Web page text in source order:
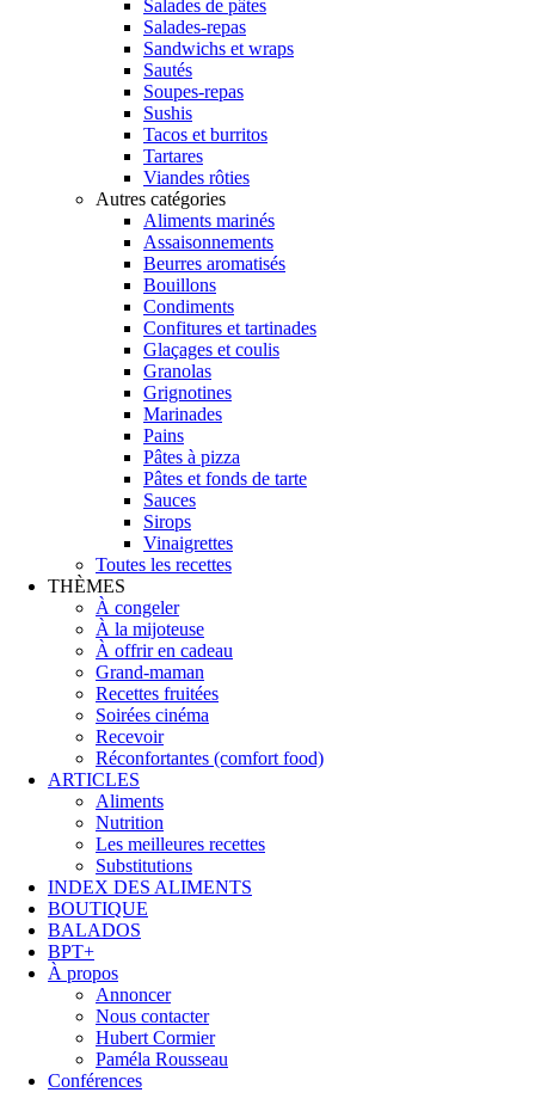
Salades de pâtes
Salades-repas
Sandwichs et wraps
Sautés
Soupes-repas
Sushis
Tacos et burritos
Tartares
Viandes rôties
Autres catégories
Aliments marinés
Assaisonnements
Beurres aromatisés
Bouillons
Condiments
Confitures et tartinades
Glaçages et coulis
Granolas
Grignotines
Marinades
Pains
Pâtes à pizza
Pâtes et fonds de tarte
Sauces
Sirops
Vinaigrettes
Toutes les recettes
THÈMES
À congeler
À la mijoteuse
À offrir en cadeau
Grand-maman
Recettes fruitées
Soirées cinéma
Recevoir
Réconfortantes (comfort food)
ARTICLES
Aliments
Nutrition
Les meilleures recettes
Substitutions
INDEX DES ALIMENTS
BOUTIQUE
BALADOS
BPT+
À propos
Annoncer
Nous contacter
Hubert Cormier
Paméla Rousseau
Conférences